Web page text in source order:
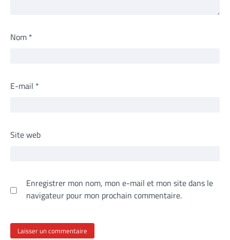
Nom *
E-mail *
Site web
Enregistrer mon nom, mon e-mail et mon site dans le
navigateur pour mon prochain commentaire.